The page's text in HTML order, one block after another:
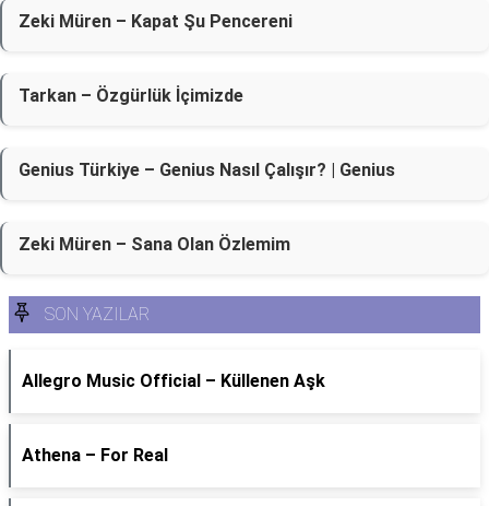
Zeki Müren – Kapat Şu Pencereni
Tarkan – Özgürlük İçimizde
Genius Türkiye – Genius Nasıl Çalışır? | Genius
Zeki Müren – Sana Olan Özlemim
SON YAZILAR
Allegro Music Official – Küllenen Aşk
Athena – For Real